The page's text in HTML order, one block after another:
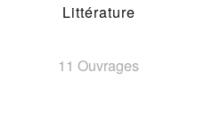
Littérature
11 Ouvrages